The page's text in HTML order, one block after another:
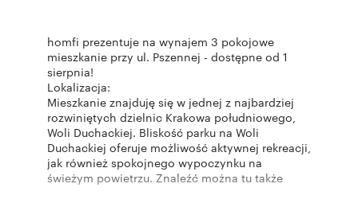
homfi prezentuje na wynajem 3 pokojowe
mieszkanie przy ul. Pszennej - dostępne od 1
sierpnia!
Lokalizacja:
Mieszkanie znajduję się w jednej z najbardziej
rozwiniętych dzielnic Krakowa południowego,
Woli Duchackiej. Bliskość parku na Woli
Duchackiej oferuje możliwość aktywnej rekreacji,
jak również spokojnego wypoczynku na
świeżym powietrzu. Znaleźć można tu także